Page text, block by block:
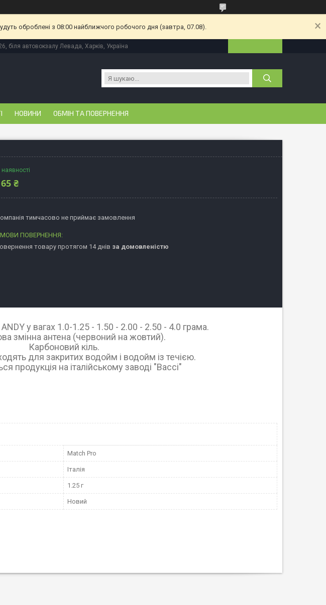
оброблені з 08:00 найближчого робочого дня (завтра, 07.08).
біля автовокзалу Левада, Харків, Україна
НОВИНИ ОБМІН ТА ПОВЕРНЕННЯ
наявності
₴
тимчасово не приймає замовлення
товару протягом 14 днів за домовленістю
у вагах 1.0-1.25 - 1.50 - 2.00 - 2.50 - 4.0 грама.
змінна антена (червоний на жовтий).
Карбоновий кіль.
для закритих водойм і водойм із течією.
продукція на італійському заводі "Bacci"
Match Pro
Італія
1.25 г
Новий